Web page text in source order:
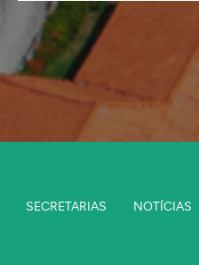
SECRETARIAS NOTÍCIAS